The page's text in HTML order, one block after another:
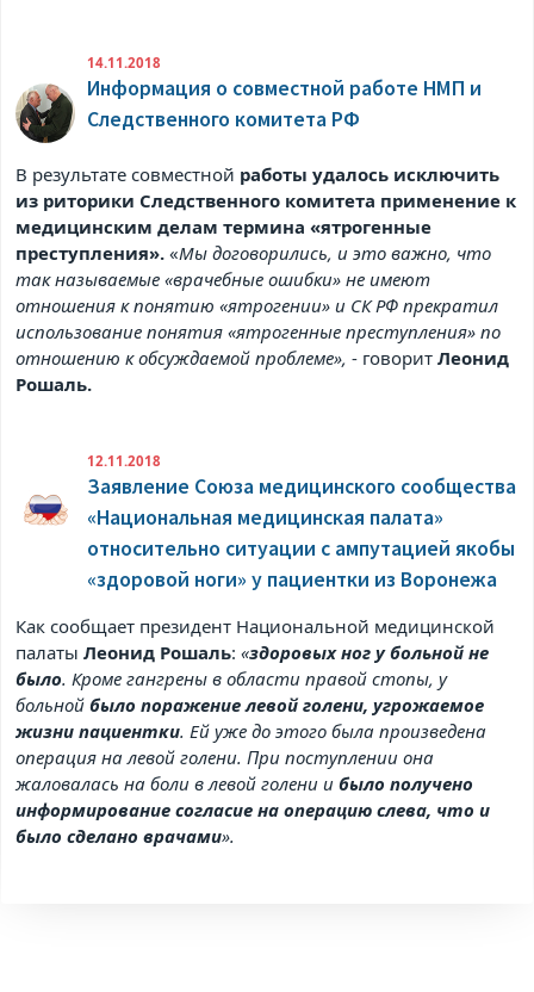
14.11.2018
Информация о совместной работе НМП и
Следственного комитета РФ
В результате совместной работы удалось исключить
из риторики Следственного комитета применение к
медицинским делам термина «ятрогенные
преступления». «Мы договорились, и это важно, что
так называемые «врачебные ошибки» не имеют
отношения к понятию «ятрогении» и СК РФ прекратил
использование понятия «ятрогенные преступления» по
отношению к обсуждаемой проблеме»,- говоритЛеонид
Рошаль.
12.11.2018
Заявление Союза медицинского сообщества
«Национальная медицинская палата»
относительно ситуации с ампутацией якобы
«здоровой ноги» у пациентки из Воронежа
Как сообщает президент Национальной медицинской
палатыЛеонид Рошаль:«здоровых ног у больной не
было. Кроме гангрены в области правой стопы, у
больнойбыло поражение левой голени, угрожаемое
жизни пациентки. Ей уже до этого была произведена
операция на левой голени. При поступлении она
жаловалась на боли в левой голени ибыло получено
информирование согласие на операцию слева, что и
было сделано врачами».